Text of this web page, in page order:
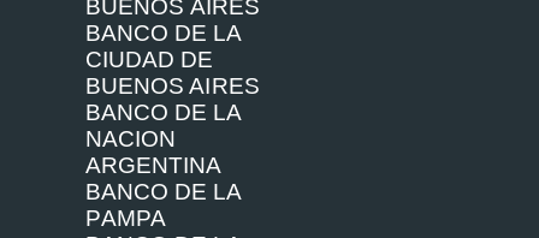
BUENOS AIRES
BANCO DE LA
CIUDAD DE
BUENOS AIRES
BANCO DE LA
NACION
ARGENTINA
BANCO DE LA
PAMPA